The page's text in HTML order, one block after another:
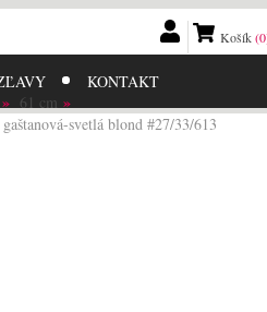
KONTAKT
Košík
61 cm
svetlá blond #27/33/613